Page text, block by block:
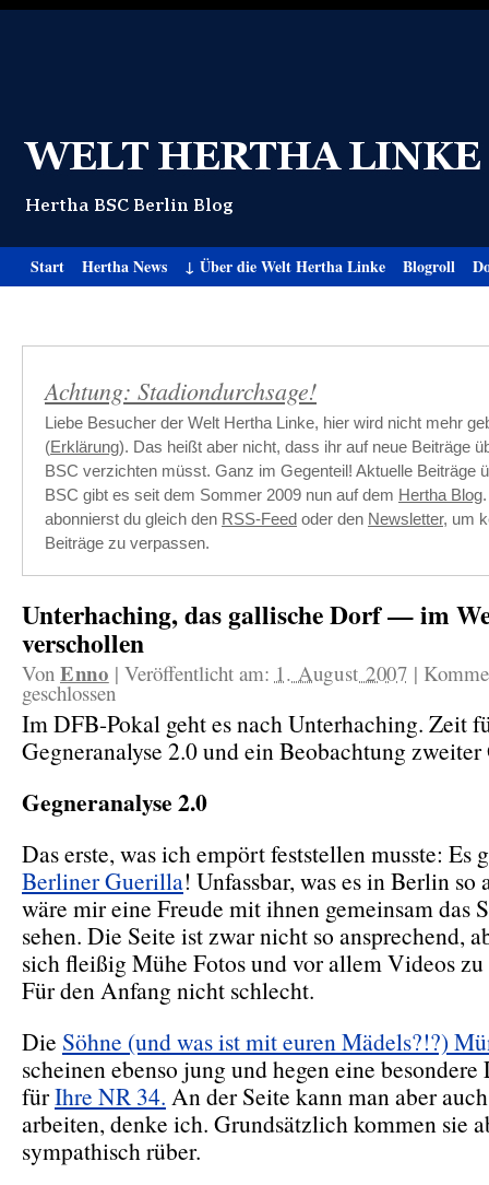
Start Hertha News ↓ Über die Welt Hertha Linke Blogroll
Achtung: Stadiondurchsage!
Liebe Besucher der Welt Hertha Linke, hier wird nicht mehr
(Erklärung). Das heißt aber nicht, dass ihr auf neue Beiträge
BSC verzichten müsst. Ganz im Gegenteil! Aktuelle Beiträge
BSC gibt es seit dem Sommer 2009 nun auf dem Hertha Blog
abonnierst du gleich den RSS-Feed oder den Newsletter, um
Beiträge zu verpassen.
Unterhaching, das gallische Dorf — im
verschollen
Von Enno | Veröffentlicht am: 1. August 2007 |
geschlossen
Im DFB-Pokal geht es nach Unterhaching. Zeit
Gegneranalyse 2.0 und ein Beobachtung
Gegneranalyse 2.0
Das erste, was ich empört feststellen musste: Es
Berliner Guerilla! Unfassbar, was es in Berlin so
wäre mir eine Freude mit ihnen gemeinsam das
sehen. Die Seite ist zwar nicht so ansprechend,
sich fleißig Mühe Fotos und vor allem Videos zu
Für den Anfang nicht schlecht.
Die Söhne (und was ist mit euren Mädels?!?)
scheinen ebenso jung und hegen eine
fürIhre NR 34. An der Seite kann man aber
arbeiten, denke ich. Grundsätzlich kommen sie
sympathisch rüber.